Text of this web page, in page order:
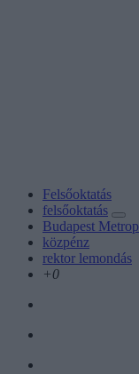
Felsőoktatás
felsőoktatás
Budapest
közpénz
rektor lemondás
+0